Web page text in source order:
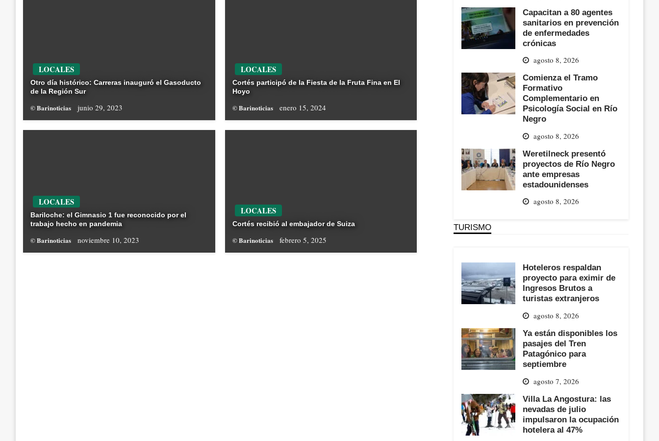
LOCALES
Otro día histórico: Carreras inauguró el Gasoducto
de la Región Sur
© Barinoticias junio 29, 2023
LOCALES
Cortés participó de la Fiesta de la Fruta Fina en El
Hoyo
© Barinoticias enero 15, 2024
LOCALES
Bariloche: el Gimnasio 1 fue reconocido por el
trabajo hecho en pandemia
© Barinoticias noviembre 10, 2023
LOCALES
Cortés recibió al embajador de Suiza
© Barinoticias febrero 5, 2025
Capacitan a 80 agentes
sanitarios en prevención
de enfermedades
crónicas
agosto 8, 2026
Comienza el Tramo
Formativo
Complementario en
Psicología Social en Río
Negro
agosto 8, 2026
Weretilneck presentó
proyectos de Río Negro
ante empresas
estadounidenses
agosto 8, 2026
TURISMO
Hoteleros respaldan
proyecto para eximir de
Ingresos Brutos a
turistas extranjeros
agosto 8, 2026
Ya están disponibles los
pasajes del Tren
Patagónico para
septiembre
agosto 7, 2026
Villa La Angostura: las
nevadas de julio
impulsaron la ocupación
hotelera al 47%